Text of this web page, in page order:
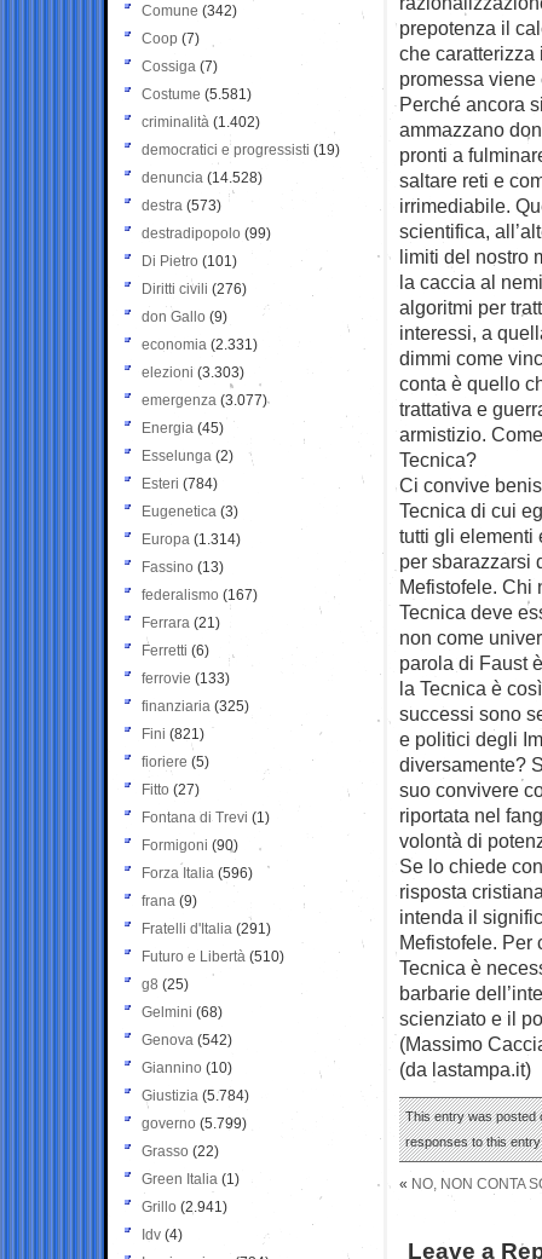
prepotenza il
che caratterizza
promessa
Perché ancora
ammazzano
pronti a
saltare reti e
irrimediabile.
scientifica,
limiti del nostro
la caccia al
algoritmi per
interessi, a
dimmi come
conta è quello
trattativa e
armistizio.
Tecnica?
Ci convive
Tecnica di cui
tutti gli elementi
per sbarazzarsi
Mefistofele. Chi
Tecnica deve
non come
parola di Faust
la Tecnica è
successi sono
e politici degli
diversamente?
suo convivere
riportata nel
volontà di
Se lo chiede
risposta
intenda il
Mefistofele. Per
Tecnica è
barbarie
scienziato e il
(Massimo
(da lastampa.it)
This entry was posted
responses to this
« NO, NON CONTA
Leave a
Comune (342)
Coop (7)
Cossiga (7)
Costume (5.581)
criminalità (1.402)
democratici e progressisti (19)
denuncia (14.528)
destra (573)
destradipopolo (99)
Di Pietro (101)
Diritti civili (276)
don Gallo (9)
economia (2.331)
elezioni (3.303)
emergenza (3.077)
Energia (45)
Esselunga (2)
Esteri (784)
Eugenetica (3)
Europa (1.314)
Fassino (13)
federalismo (167)
Ferrara (21)
Ferretti (6)
ferrovie (133)
finanziaria (325)
Fini (821)
fioriere (5)
Fitto (27)
Fontana di Trevi (1)
Formigoni (90)
Forza Italia (596)
frana (9)
Fratelli d'Italia (291)
Futuro e Libertà (510)
g8 (25)
Gelmini (68)
Genova (542)
Giannino (10)
Giustizia (5.784)
governo (5.799)
Grasso (22)
Green Italia (1)
Grillo (2.941)
Idv (4)